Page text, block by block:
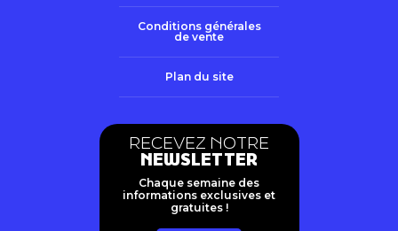
Conditions générales
de vente
Plan du site
RECEVEZ NOTRE
NEWSLETTER
Chaque semaine des
informations exclusives et
gratuites !